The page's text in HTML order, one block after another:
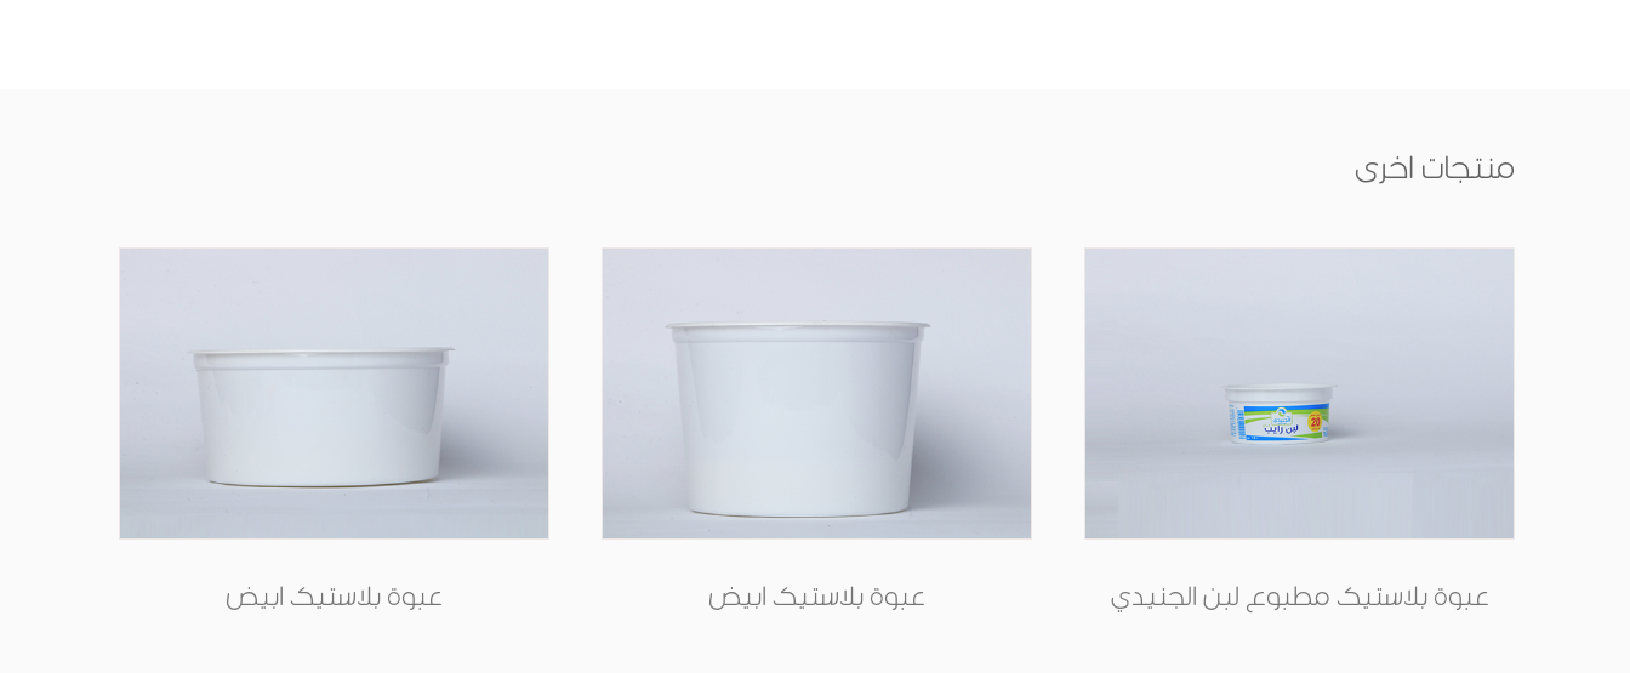
منتجات اخرى
عبوة بلاستيك مطبوع لبن الجنيدي عبوة بلاستيك ابيض عبوة بلاستيك ابيض